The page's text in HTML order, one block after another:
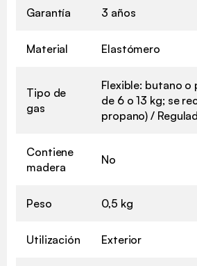
Garantía 3 años
Material Elastómero
Tipo de
gas
Flexible: butano
de 6 o 13 kg; se
propano) /
Contiene
madera
No
Peso 0,5 kg
Utilización Exterior